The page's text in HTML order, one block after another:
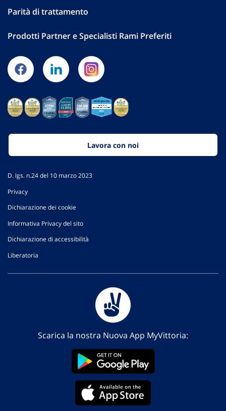
Parità di trattamento
Prodotti Partner e Specialisti Rami Preferiti
Lavora con noi
D. lgs. n.24 del 10 marzo 2023
Privacy
Dichiarazione dei cookie
Informativa Privacy del sito
Dichiarazione di accessibilità
Liberatoria
Scarica la nostra Nuova App MyVittoria: